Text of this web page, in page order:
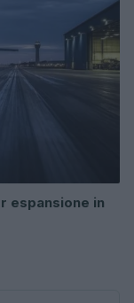
espansione in